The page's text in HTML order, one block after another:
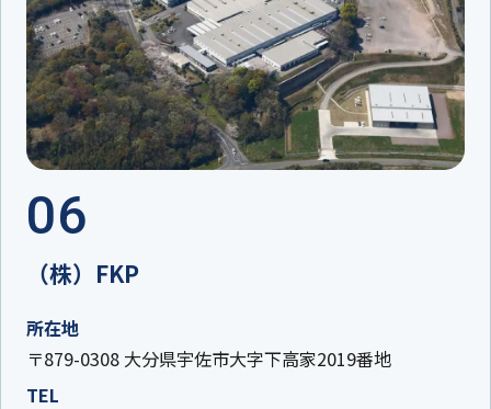
06
（株）FKP
所在地
〒879-0308 大分県宇佐市大字下高家2019番地
TEL